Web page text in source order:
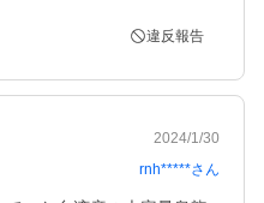
違反報告
2024/1/30
rnh*****さん